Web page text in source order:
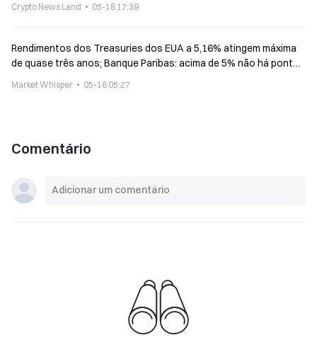
Crypto News Land 05-18 17:39
Rendimentos dos Treasuries dos EUA a 5,16% atingem máxima
de quase três anos; Banque Paribas: acima de 5% não há ponto
Market Whisper 05-18 05:27
Comentário